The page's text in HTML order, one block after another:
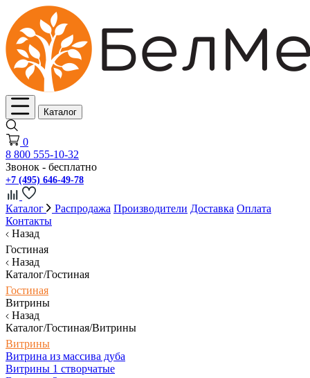
Каталог
0
8 800 555-10-32
Звонок - бесплатно
+7 (495) 646-49-78
Каталог Распродажа Производители Доставка Оплата
Контакты
Назад
Гостиная
Назад
Каталог/Гостиная
Гостиная
Витрины
Назад
Каталог/Гостиная/Витрины
Витрины
Витрина из массива дуба
Витрины 1 створчатые